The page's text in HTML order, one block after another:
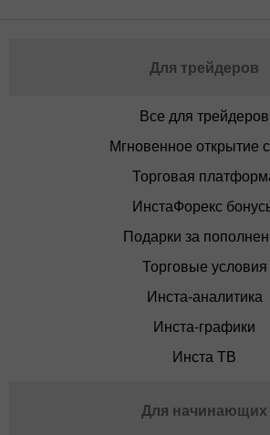
Для трейдеров
Все для трейдеров
Мгновенное открытие
Торговая
ИнстаФорекс
Подарки за
Торговые условия
Инста-аналитика
Инста-графики
Инста ТВ
Для начинающих